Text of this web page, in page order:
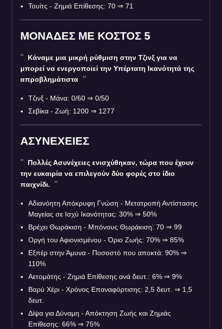
Τουίτς - Ζημιά Επίθεσης: 70 ⇒ 71
ΜΟΝΑΔΕΣ ΜΕ ΚΟΣΤΟΣ 5
Κάναμε μια μικρή ρύθμιση στην Τζινξ για να
μπορεί να ενεργοποιεί την Υπέρτατη Ικανότητά της
απροβλημάτιστα
Τζινξ - Μάνα: 0/60 ⇒ 0/50
Σεβίκα - Ζωή: 1200 ⇒ 1277
ΑΣΥΝΕΧΕΙΕΣ
Πολλές Ασυνέχειες ενισχύθηκαν, τώρα που έχουν
την ευκαιρία να επιλεγούν δύο φορές στο ίδιο
παιχνίδι.
Αδιανόητη Απόκρυφη Γνώση - Μετατροπή Αντίστασης
Μαγείας σε Ισχύ Ικανότητας: 30% ⇒ 50%
Βρέχει Θωράκιση - Μπόνους Θωράκιση: 70 ⇒ 99
Οργή του Αφιονισμένου - Όριο Ζωής: 70% ⇒ 85%
Εξπέρ στην Άμυνα - Ποσοστό που αποκτά: 90% ⇒
110%
Αετομάτης - Ζημιά Επίθεσης ανά δευτ.: 6% ⇒ 9%
Βαρύ Χέρι - Χρόνος Επαναφόρτισης: 2,5 δευτ. ⇒ 1,5
δευτ.
Δίψα για Δύναμη - Απόκτηση Ζωής και Ζημιάς
Επίθεσης: 66% ⇒ 75%